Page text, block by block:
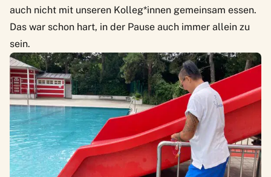
auch nicht mit unseren Kolleg*innen gemeinsam essen.
Das war schon hart, in der Pause auch immer allein zu
sein.